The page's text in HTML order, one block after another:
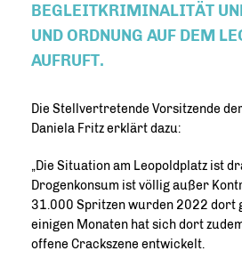
EGLEITKRIMINALITÄT UND
ND ORDNUNG AUF DEM
UFRUFT.
Die Stellvertretende Vorsitzende
Daniela Fritz erklärt dazu:
Die Situation am Leopoldplatz ist
Drogenkonsum ist völlig außer
31.000 Spritzen wurden 2022 dort
einigen Monaten hat sich dort
offene Crackszene entwickelt.